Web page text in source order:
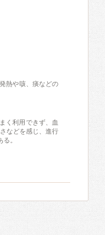
熱や咳、痰などの
く利用できず、血
などを感じ、進行
。